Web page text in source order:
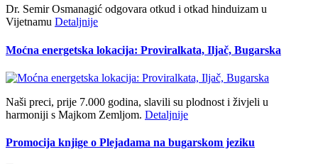
Dr. Semir Osmanagić odgovara otkud i otkad hinduizam u
Vijetnamu Detaljnije
Moćna energetska lokacija: Proviralkata, Iljač, Bugarska
Naši preci, prije 7.000 godina, slavili su plodnost i živjeli u
harmoniji s Majkom Zemljom. Detaljnije
Promocija knjige o Plejadama na bugarskom jeziku